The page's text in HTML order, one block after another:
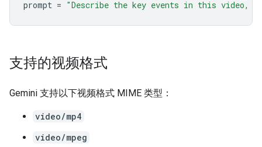
prompt = "Describe the key events in this video,
支持的视频格式
Gemini 支持以下视频格式 MIME 类型：
video/mp4
video/mpeg